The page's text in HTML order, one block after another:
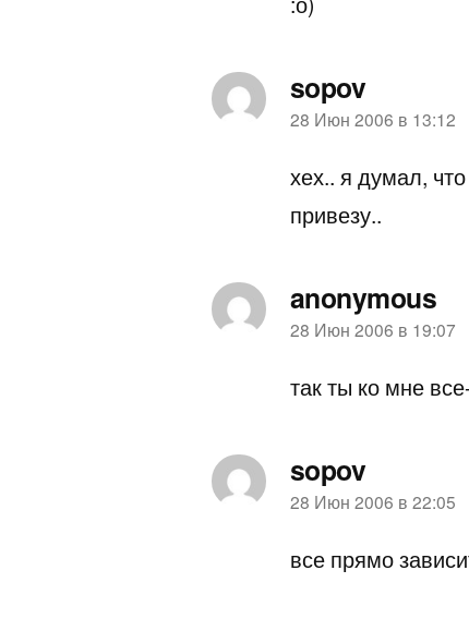
sopov
пишет:
28 Июн 2006 в 13:12
хех.. я думал,
привезу..
anonymous
пишет:
28 Июн 2006 в 19:07
так ты ко мне
sopov
пишет:
28 Июн 2006 в 22:05
все прямо